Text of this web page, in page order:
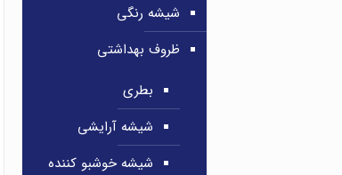
شیشه رنگی
ظروف بهداشتی
بطری
شیشه آرایشی
شیشه خوشبو کننده